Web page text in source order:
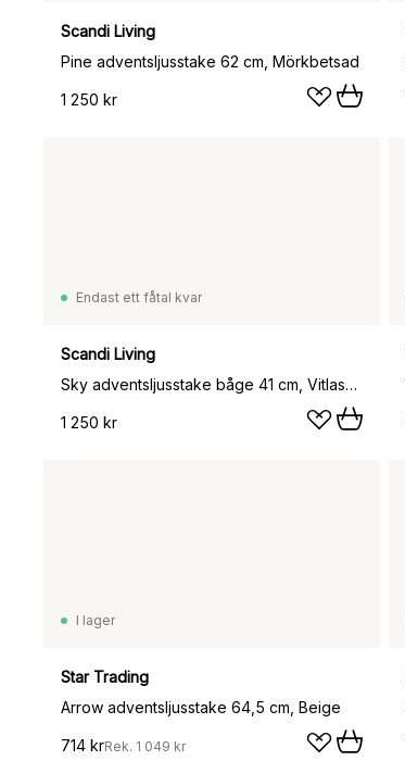
Scandi Living
Pine adventsljusstake 62 cm, Mörkbetsad
1 250 kr
Endast ett fåtal kvar
Scandi Living
Sky adventsljusstake båge 41 cm, Vitlaserad
1 250 kr
I lager
Star Trading
Arrow adventsljusstake 64,5 cm, Beige
714 krRek. 1 049 kr